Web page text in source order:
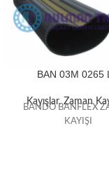
BAN 03M 0265
Kayışlar,Zaman
BANDO BANFLEX
KAYIŞI